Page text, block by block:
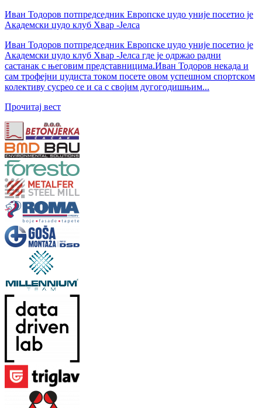
Иван Тодоров потпредседник Европске џудо уније посетио је
Академски џудо клуб Хвар -Јелса
Иван Тодоров потпредседник Европске џудо уније посетио је
Академски џудо клуб Хвар -Јелса где је одржао радни
састанак с његовим представницима.Иван Тодоров некада и
сам трофејни џудиста током посете овом успешном спортском
колективу сусрео се и са с својим дугогодишњим...
Прочитај вест